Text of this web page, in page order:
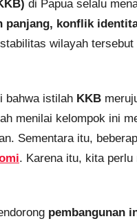
di Papua selalu
panjang, konflik
wilayah
bahwa istilah KKB
menilai kelompok ini
Sementara itu,
. Karena itu, kita
pembangunan